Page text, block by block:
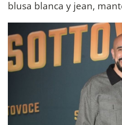
blusa blanca y jean,